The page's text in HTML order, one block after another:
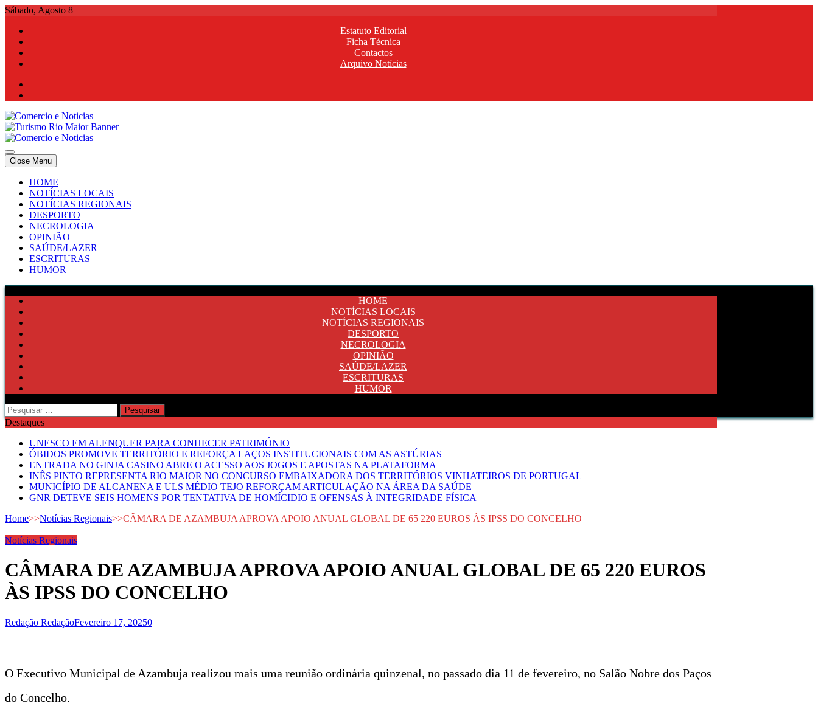
Skip
content
Sábado, Agosto 8
Estatuto Editorial
Ficha Técnica
Contactos
Arquivo Notícias
Comercio e Noticias
Notícias e Publicidade Online
Comercio e Noticias
Notícias e Publicidade Online
Close Menu
HOME
NOTÍCIAS LOCAIS
NOTÍCIAS REGIONAIS
DESPORTO
NECROLOGIA
OPINIÃO
SAÚDE/LAZER
ESCRITURAS
HUMOR
HOME
NOTÍCIAS LOCAIS
NOTÍCIAS REGIONAIS
DESPORTO
NECROLOGIA
OPINIÃO
SAÚDE/LAZER
ESCRITURAS
HUMOR
Pesquisar
por:
Destaques
UNESCO EM ALENQUER PARA CONHECER PATRIMÓNIO
ÓBIDOS PROMOVE TERRITÓRIO E REFORÇA LAÇOS INSTITUCIONAIS COM AS ASTÚRIAS
ENTRADA NO GINJA CASINO ABRE O ACESSO AOS JOGOS E APOSTAS NA PLATAFORMA
INÊS PINTO REPRESENTA RIO MAIOR NO CONCURSO EMBAIXADORA DOS TERRITÓRIOS VINHATEIROS DE PORTUGAL
MUNICÍPIO DE ALCANENA E ULS MÉDIO TEJO REFORÇAM ARTICULAÇÃO NA ÁREA DA SAÚDE
GNR DETEVE SEIS HOMENS POR TENTATIVA DE HOMÍCIDIO E OFENSAS À INTEGRIDADE FÍSICA
Home>>Notícias Regionais>>CÂMARA DE AZAMBUJA APROVA APOIO ANUAL GLOBAL DE 65 220 EUROS ÀS IPSS DO CONCELHO
Notícias Regionais
CÂMARA DE AZAMBUJA APROVA APOIO ANUAL GLOBAL DE 65 220 EUROS
ÀS IPSS DO CONCELHO
Redação RedaçãoFevereiro 17, 20250
O Executivo Municipal de Azambuja realizou mais uma reunião ordinária quinzenal, no passado dia 11 de fevereiro, no Salão Nobre dos Paços
do Concelho.